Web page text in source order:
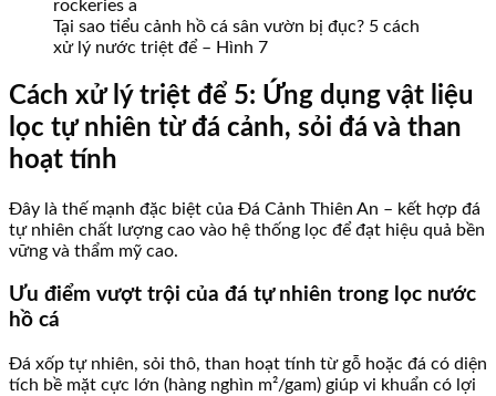
Tại sao tiểu cảnh hồ cá sân vườn bị đục? 5 cách
xử lý nước triệt để – Hình 7
Cách xử lý triệt để 5: Ứng dụng vật liệu
lọc tự nhiên từ đá cảnh, sỏi đá và than
hoạt tính
Đây là thế mạnh đặc biệt của Đá Cảnh Thiên An – kết hợp đá
tự nhiên chất lượng cao vào hệ thống lọc để đạt hiệu quả bền
vững và thẩm mỹ cao.
Ưu điểm vượt trội của đá tự nhiên trong lọc nước
hồ cá
Đá xốp tự nhiên, sỏi thô, than hoạt tính từ gỗ hoặc đá có diện
tích bề mặt cực lớn (hàng nghìn m²/gam) giúp vi khuẩn có lợi